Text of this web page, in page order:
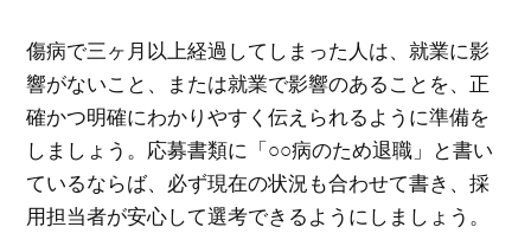
傷病で三ヶ月以上経過してしまった人は、就業に影
響がないこと、または就業で影響のあることを、正
確かつ明確にわかりやすく伝えられるように準備を
しましょう。応募書類に「○○病のため退職」と書い
ているならば、必ず現在の状況も合わせて書き、採
用担当者が安心して選考できるようにしましょう。